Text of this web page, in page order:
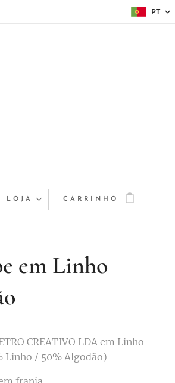
PT
LOJA CARRINHO
em Linho
CREATIVO LDA em Linho
Linho / 50% Algodão)